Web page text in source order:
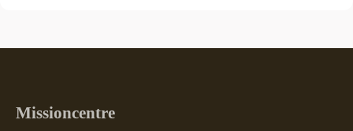
Missioncentre